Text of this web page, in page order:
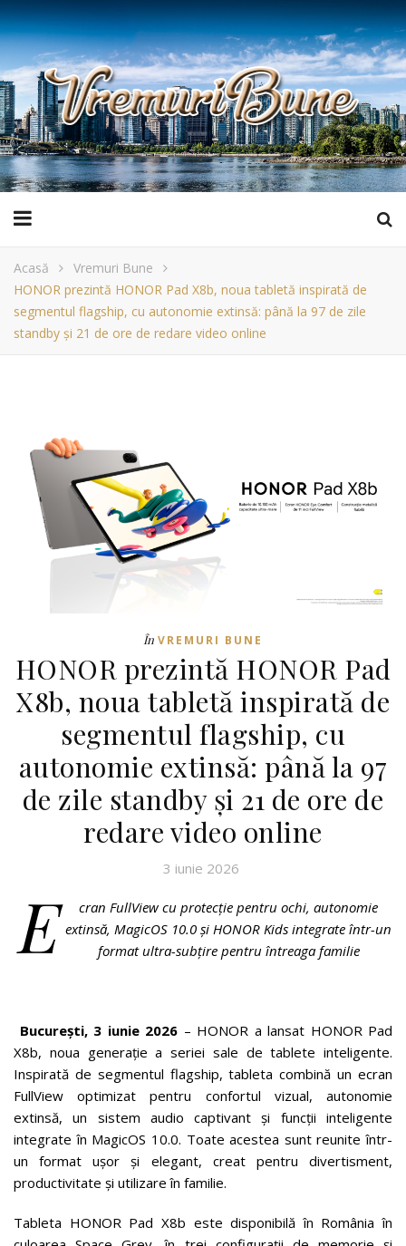
Acasă
Vremuri Bune
HONOR prezintă HONOR Pad X8b, noua tabletă inspirată de
segmentul flagship, cu autonomie extinsă: până la 97 de zile
standby și 21 de ore de redare video online
În VREMURI BUNE
HONOR prezintă HONOR Pad
X8b, noua tabletă inspirată de
segmentul flagship, cu
autonomie extinsă: până la 97
de zile standby și 21 de ore de
redare video online
3 iunie 2026
E
cran FullView cu protecție pentru ochi, autonomie
extinsă, MagicOS 10.0 și HONOR Kids integrate într-un
format ultra-subțire pentru întreaga familie
București, 3 iunie 2026 – HONOR a lansat HONOR Pad
X8b, noua generație a seriei sale de tablete inteligente.
Inspirată de segmentul flagship, tableta combină un ecran
FullView optimizat pentru confortul vizual, autonomie
extinsă, un sistem audio captivant și funcții inteligente
integrate în MagicOS 10.0. Toate acestea sunt reunite într-
un format ușor și elegant, creat pentru divertisment,
productivitate și utilizare în familie.
Tableta HONOR Pad X8b este disponibilă în România în